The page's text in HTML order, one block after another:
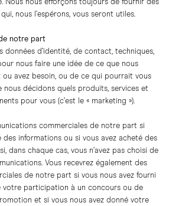
Nous nous efforçons toujours de fournir des
nous l’espérons, vous seront utiles.
notre part
données d’identité, de contact, techniques,
nous faire une idée de ce que nous
ou avez besoin, ou de ce qui pourrait vous
nous décidons quels produits, services et
pour vous (c’est le « marketing »).
commerciales de notre part si
des informations ou si vous avez acheté des
dans chaque cas, vous n’avez pas choisi de
Vous recevrez également des
de notre part si vous nous avez fourni
votre participation à un concours ou de
et si vous nous avez donné votre